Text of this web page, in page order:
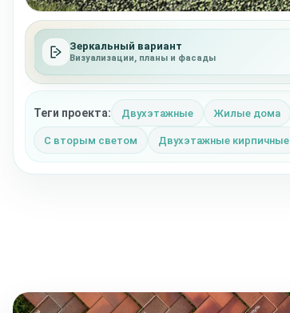
Зеркальный вариант
Визуализации, планы и фасады
Теги проекта: Двухэтажные Жилые дома
С вторым светом Двухэтажные кирпичные